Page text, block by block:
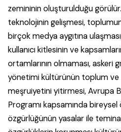
zemininin oluşturulduğu
teknolojinin gelişmesi,
birçok medya aygıtına
kullanıcı kitlesinin ve
ortamlarının olmaması, askeri
yönetimi kültürünün toplum
meşruiyetini yitirmesi, Avrupa
Programı kapsamında bireysel
özgürlüğünün yasalar ile